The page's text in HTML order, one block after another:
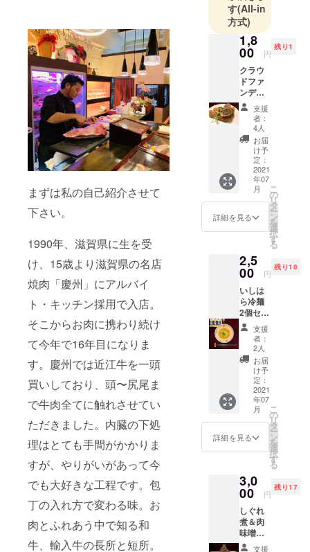
まずは私の自己紹介させて
下さい。
1990年、滋賀県に生を受
け、15歳より滋賀県の名店
焼肉「慶州」にアルバイ
ト・キッチン採用で入店。
そこからお肉に携わり続け
て今年で16年目になりま
す。慶州では近江牛を一頭
買いしており、頭〜尻尾ま
で牛肉全てに触れさせてい
ただきました。内臓の下処
理はとても手間がかかりま
すが、やりがいがあって今
でも大好きな工程です。包
丁の入れ方で変わる味。お
肉とふれあう中で知る和
牛、輸入牛の長所と短所。
す(All-in
方式)
1,8
00 円
残り1
クラウ
ドファ
ンディ
ング限
定 和牛
100%
メンチ
カツ 内
容量 3
(80g×3)
つなぎ
一切使
用して
いない
肉汁
りの和
牛100%
メンチ
カツ。
冷凍で
お届け
しま
す。
支援
者：
4人
お届
け予
定：
2021
年07
月
詳細を見る
こ
の
リ
タ
ー
ン
を
選
択
す
る
2,5
00 円
残り18
いしは
ら冷麺
2個セッ
ト(6人
前) 内容
量 １
セット
100g×3
スープ
200cc×
ゴ出汁
と黒毛
和牛の
出汁を
ドした
スープ
に宮城
県白石
市はた
けなか
製麺様
支援
者：
2人
お届
け予
定：
2021
年07
月
詳細を見る
こ
の
リ
タ
ー
ン
を
選
択
す
る
3,0
00 円
残り17
しぐれ
煮＆肉
味噌
セット
支援